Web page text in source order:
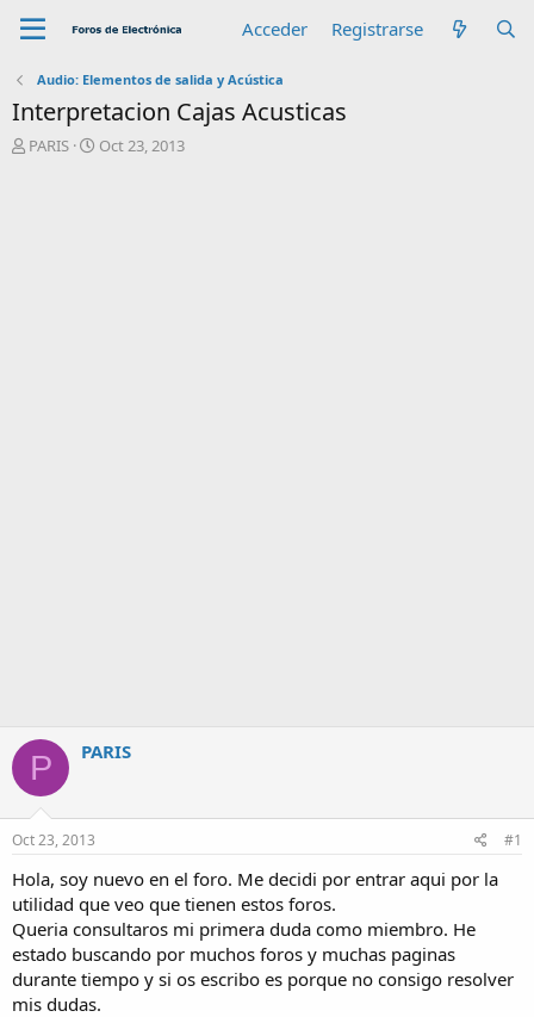
Acceder Registrarse
Audio: Elementos de salida y Acústica
Interpretacion Cajas Acusticas
A
PARIS
F
Oct 23, 2013
P PARIS
Oct 23, 2013 #1
Hola, soy nuevo en el foro. Me decidi por entrar aqui por la
utilidad que veo que tienen estos foros.
Queria consultaros mi primera duda como miembro. He
estado buscando por muchos foros y muchas paginas
durante tiempo y si os escribo es porque no consigo resolver
mis dudas.